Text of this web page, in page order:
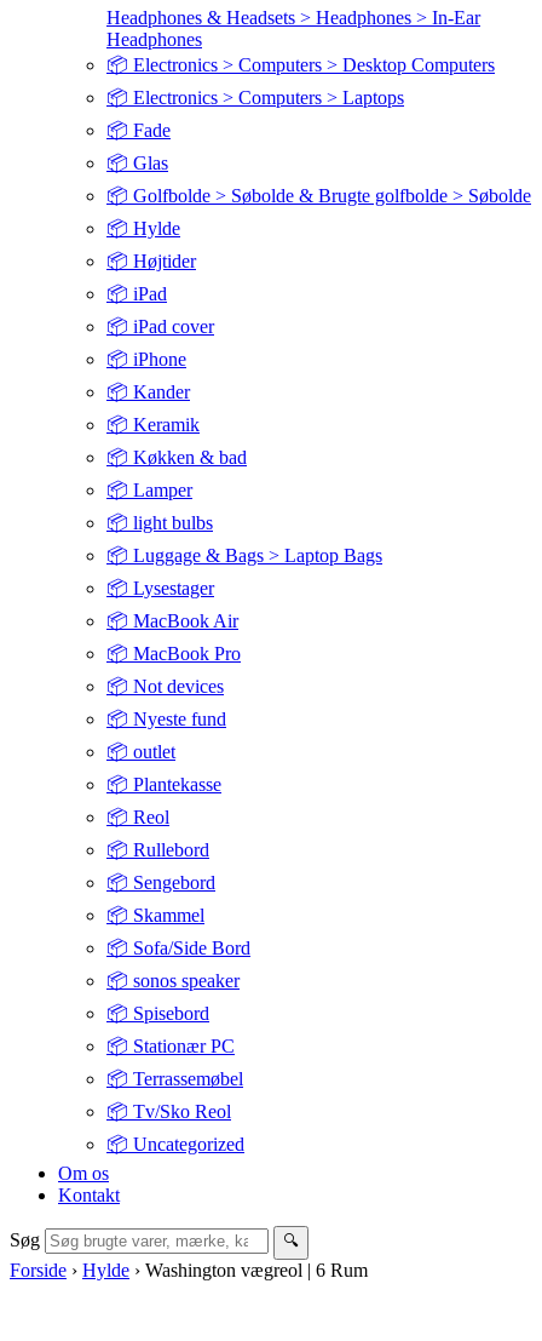
Headphones & Headsets > Headphones > In-Ear
Headphones
📦 Electronics > Computers > Desktop Computers
📦 Electronics > Computers > Laptops
📦 Fade
📦 Glas
📦 Golfbolde > Søbolde & Brugte golfbolde > Søbolde
📦 Hylde
📦 Højtider
📦 iPad
📦 iPad cover
📦 iPhone
📦 Kander
📦 Keramik
📦 Køkken & bad
📦 Lamper
📦 light bulbs
📦 Luggage & Bags > Laptop Bags
📦 Lysestager
📦 MacBook Air
📦 MacBook Pro
📦 Not devices
📦 Nyeste fund
📦 outlet
📦 Plantekasse
📦 Reol
📦 Rullebord
📦 Sengebord
📦 Skammel
📦 Sofa/Side Bord
📦 sonos speaker
📦 Spisebord
📦 Stationær PC
📦 Terrassemøbel
📦 Tv/Sko Reol
📦 Uncategorized
Om os
Kontakt
Søg 🔍
Forside › Hylde › Washington vægreol | 6 Rum